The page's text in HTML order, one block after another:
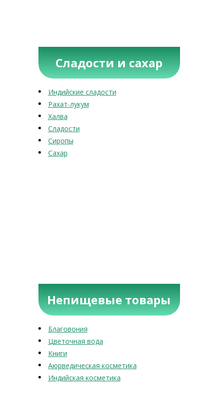
Сладости и сахар
Индийские сладости
Рахат-лукум
Халва
Сладости
Сиропы
Сахар
Непищевые товары
Благовония
Цветочная вода
Книги
Аюрведическая косметика
Индийская косметика